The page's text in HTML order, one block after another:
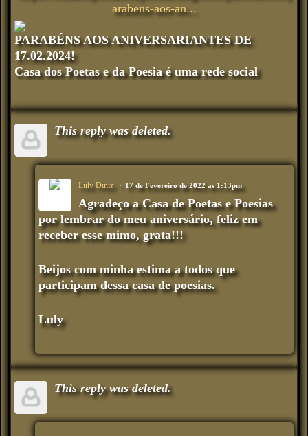
arabens-aos-an...
PARABÉNS AOS ANIVERSARIANTES DE
17.02.2024!
Casa dos Poetas e da Poesia é uma rede social
This reply was deleted.
Luly Diniz 17 de Fevereiro de 2022 as 1:13pm
Agradeço a Casa de Poetas e Poesias
por lembrar do meu aniversário, feliz em
receber esse mimo, grata!!!
Beijos com minha estima a todos que
participam dessa casa de poesias.
Luly
This reply was deleted.